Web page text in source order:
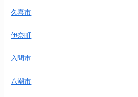
久喜市
伊奈町
入間市
八潮市